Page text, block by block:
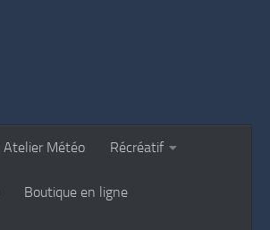
Atelier Météo Récréatif
Boutique en ligne